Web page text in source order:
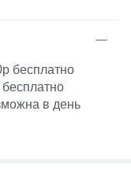
бесплатно
в день